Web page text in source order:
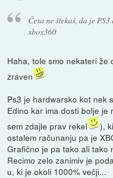
Česa ne štekaš, da je
xbox360
Haha, tole smo nekateri že
zraven
Ps3 je hardwarsko kot nek
Edino kar ima dosti bolje
sem zdajle prav rekel
),
ostalem računanju pa je
Grafično je pa tako ali tako
Recimo zelo zanimiv je
u, ki je okoli 1000% večji...